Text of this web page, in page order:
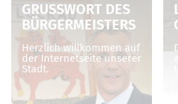
Anschlussstelle Duben (Auf- und
Zufahrt …
GRUSSWORT DES B
ÜRGERMEISTERS
Herzlich willkommen auf
der Internetseite unserer
Stadt.